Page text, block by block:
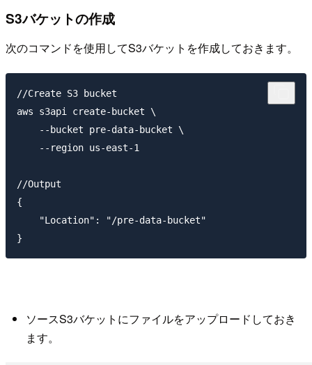
S3バケットの作成
次のコマンドを使用してS3バケットを作成しておきます。
//Create S3 bucket
aws s3api create-bucket \
    --bucket pre-data-bucket \
    --region us-east-1
//Output
{
    "Location": "/pre-data-bucket"
ソースS3バケットにファイルをアップロードしておき
ます。